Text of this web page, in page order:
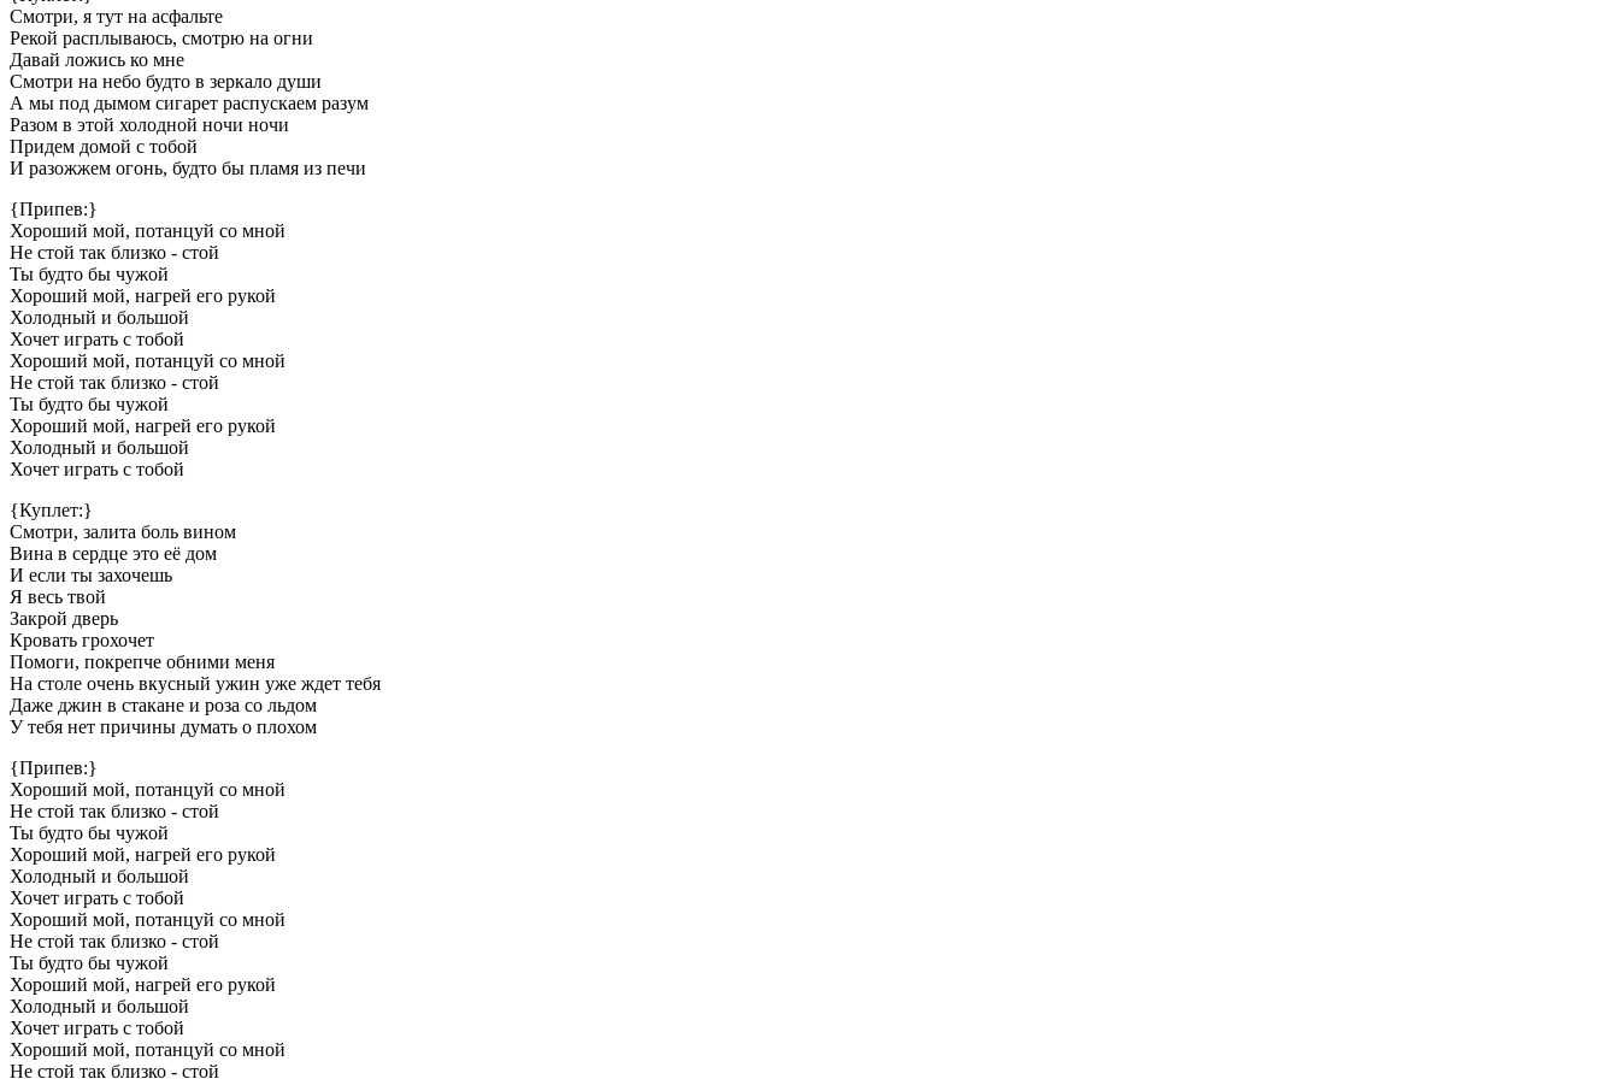
Смотри, я тут на асфальте
Рекой расплываюсь, смотрю на огни
Давай ложись ко мне
Смотри на небо будто в зеркало души
А мы под дымом сигарет распускаем разум
Разом в этой холодной ночи ночи
Придем домой с тобой
И разожжем огонь, будто бы пламя из печи
{Припев:}
Хороший мой, потанцуй со мной
Не стой так близко - стой
Ты будто бы чужой
Хороший мой, нагрей его рукой
Холодный и большой
Хочет играть с тобой
Хороший мой, потанцуй со мной
Не стой так близко - стой
Ты будто бы чужой
Хороший мой, нагрей его рукой
Холодный и большой
Хочет играть с тобой
{Куплет:}
Смотри, залита боль вином
Вина в сердце это её дом
И если ты захочешь
Я весь твой
Закрой дверь
Кровать грохочет
Помоги, покрепче обними меня
На столе очень вкусный ужин уже ждет тебя
Даже джин в стакане и роза со льдом
У тебя нет причины думать о плохом
{Припев:}
Хороший мой, потанцуй со мной
Не стой так близко - стой
Ты будто бы чужой
Хороший мой, нагрей его рукой
Холодный и большой
Хочет играть с тобой
Хороший мой, потанцуй со мной
Не стой так близко - стой
Ты будто бы чужой
Хороший мой, нагрей его рукой
Холодный и большой
Хочет играть с тобой
Хороший мой, потанцуй со мной
Не стой так близко - стой